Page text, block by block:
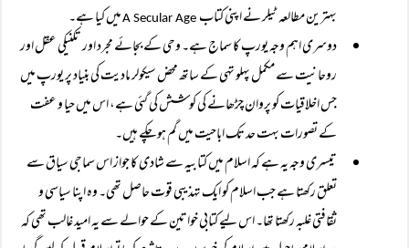
بہترین مطالعہ ٹیلر نے اپنی کتاب A Secular Age
میں کیا ہے۔
دوسری اہم وجہ یورپ کا سماج ہے۔ وحی کے بجائے مجرد اور تکنیکی عقل اور
روحانیت سے مکمل پہلو تہی کے ساتھ محض سیکولر مادیت کی بنیاد پر یورپ میں
جس اخلاقیات کو پروان چڑھانے کی کوشش کی گئی ہے، اس میں حیا و عفت
کے تصورات بہت حد تک اباحیت میں گم ہو چکے ہیں۔
تیسری وجہ یہ ہے کہ اسلام میں کتابیہ سے شادی کا جواز اس سماجی سیاق سے
تعلق رکھتا ہے جب اسلام کو ایک تہذیبی قوت حاصل تھی۔ وہ اپنا سیاسی و
ثقافتی غلبہ رکھتا تھا۔ اس لیے کتابی خواتین کے حوالے سے یہ امید غالب تھی کہ